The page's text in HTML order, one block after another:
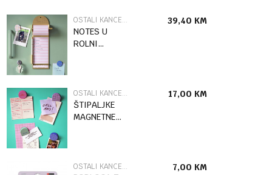
OSTALI KANCELARIJSKI PRIBOR
NOTES U
ROLNI
39,40 KM
OSTALI KANCELARIJSKI PRIBOR
ŠTIPALJKE
MAGNETNE
17,00 KM
OSTALI KANCELARIJSKI PRIBOR 7,00 KM